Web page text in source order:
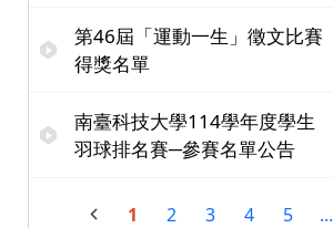
第46屆「運動一生」徵文比賽
得獎名單
南臺科技大學114學年度學生
羽球排名賽─參賽名單公告
1 2 3 4 5 ...